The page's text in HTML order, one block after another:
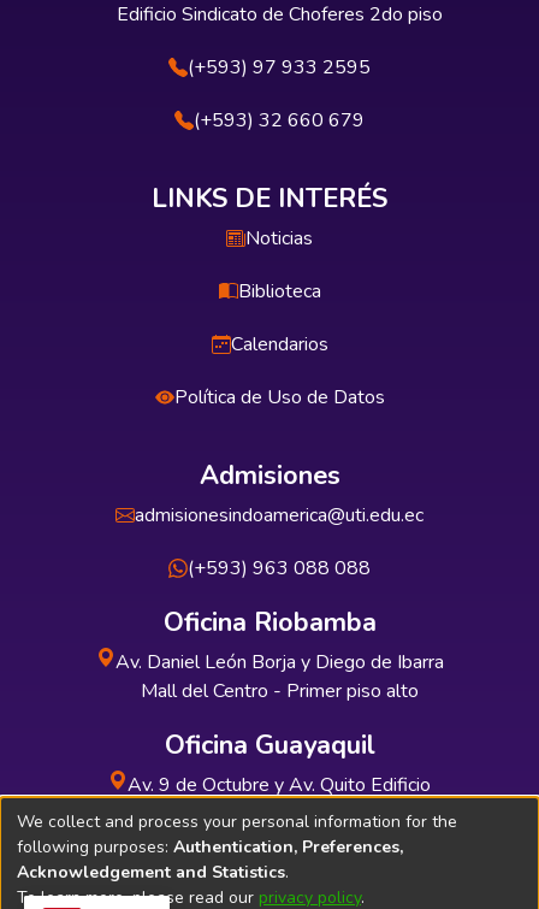
Edificio Sindicato de Choferes 2do piso
(+593) 97 933 2595
(+593) 32 660 679
LINKS DE INTERÉS
Noticias
Biblioteca
Calendarios
Política de Uso de Datos
Admisiones
admisionesindoamerica@uti.edu.ec
(+593) 963 088 088
Oficina Riobamba
Av. Daniel León Borja y Diego de Ibarra
Mall del Centro - Primer piso alto
Oficina Guayaquil
Av. 9 de Octubre y Av. Quito Edificio
INDUAUTO - Planta baja
We collect and process your personal information for the
following purposes: Authentication, Preferences,
Acknowledgement and Statistics.
To learn more, please read our privacy policy.